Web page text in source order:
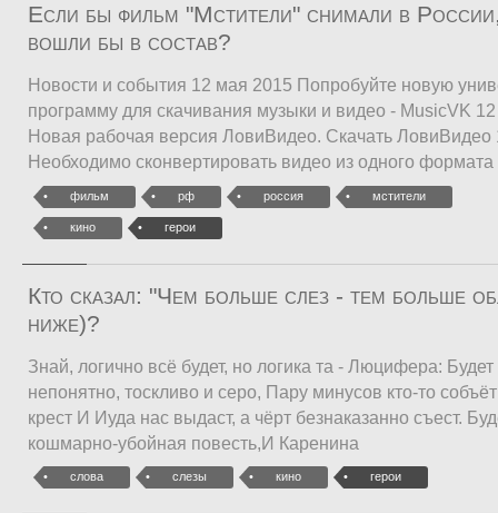
Если бы фильм "Мстители" снимали в
вошли бы в состав?
Новости и события 12 мая 2015 Попробуйте новую
программу для скачивания музыки и видео - MusicVK
Новая рабочая версия ЛовиВидео. Скачать ЛовиВидео
Необходимо сконвертировать видео из одного формата
фильм рф россия мстители
кино герои
Кто сказал: "Чем больше слез - тем больше
ниже)?
Знай, логично всё будет, но логика та - Люцифера:
непонятно, тоскливо и серо, Пару минусов кто-то
крест И Иуда нас выдаст, а чёрт безнаказанно съест.
кошмарно-убойная повесть,И Каренина
слова слезы кино герои